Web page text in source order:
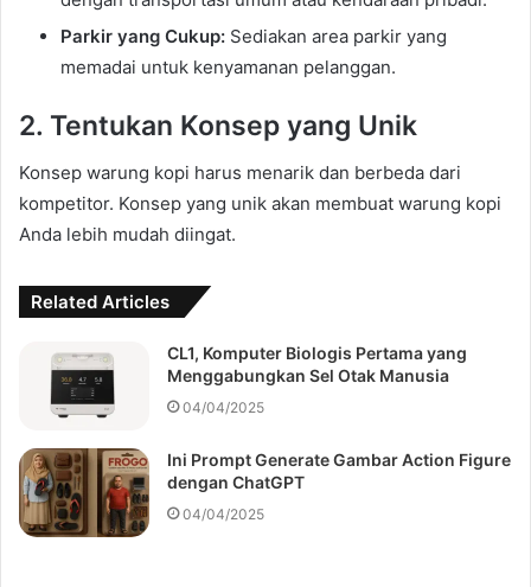
Parkir yang Cukup: Sediakan area parkir yang
memadai untuk kenyamanan pelanggan.
2. Tentukan Konsep yang Unik
Konsep warung kopi harus menarik dan berbeda dari
kompetitor. Konsep yang unik akan membuat warung kopi
Anda lebih mudah diingat.
Related Articles
CL1, Komputer Biologis Pertama yang
Menggabungkan Sel Otak Manusia
04/04/2025
Ini Prompt Generate Gambar Action Figure
dengan ChatGPT
04/04/2025